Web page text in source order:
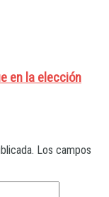
en la elección
Los campos